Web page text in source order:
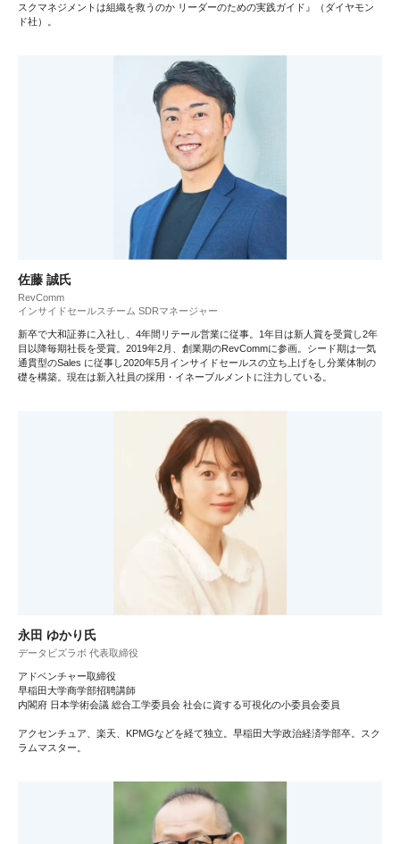
スクマネジメントは組織を救うのか リーダーのための実践ガイド』（ダイヤモン
ド社）。
佐藤 誠氏
RevComm
インサイドセールスチーム SDRマネージャー
新卒で大和証券に入社し、4年間リテール営業に従事。1年目は新人賞を受賞し2年
目以降毎期社長を受賞。2019年2月、創業期のRevCommに参画。シード期は一気
通貫型のSales に従事し2020年5月インサイドセールスの立ち上げをし分業体制の
礎を構築。現在は新入社員の採用・イネーブルメントに注力している。
永田 ゆかり氏
データビズラボ 代表取締役
アドベンチャー取締役
早稲田大学商学部招聘講師
内閣府 日本学術会議 総合工学委員会 社会に資する可視化の小委員会委員
アクセンチュア、楽天、KPMGなどを経て独立。早稲田大学政治経済学部卒。スク
ラムマスター。